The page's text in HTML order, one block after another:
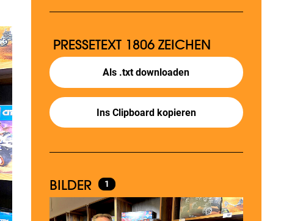
PRESSETEXT 1806 ZEICHEN
Als .txt downloaden
Ins Clipboard kopieren
BILDER 1